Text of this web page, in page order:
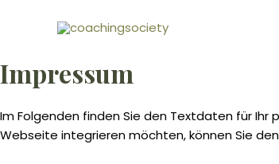
Impressum
Im Folgenden finden Sie den Textdaten für
Webseite integrieren möchten, können Sie